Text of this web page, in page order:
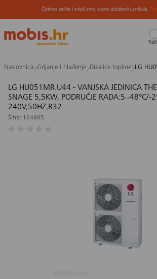
na
Čistimo zalihe i snizili smo cijene izložbenih artikala.
Naslovnica Grijanje i hlađenje Dizalice topline LG
LG HU051MR.U44 - VANJSKA JEDINICA
SNAGE 5,5KW, PODRUČJE
240V,50HZ,R32
Šifra: 164805